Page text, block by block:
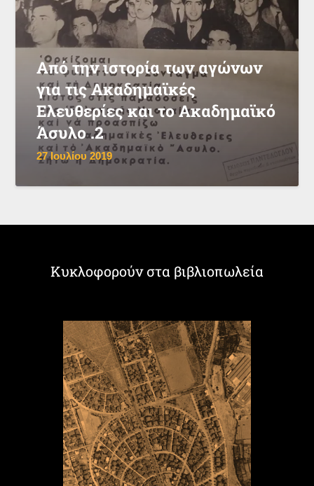
Από την ιστορία των αγώνων
για τις Ακαδημαϊκές
Ελευθερίες και το Ακαδημαϊκό
Άσυλο .2
27 Ιουλίου 2019
Κυκλοφορούν στα βιβλιοπωλεία